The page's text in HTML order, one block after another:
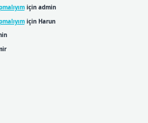
için admin
için Harun